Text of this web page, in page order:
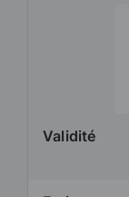
Validité